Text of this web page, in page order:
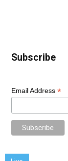
Subscribe
Email Address *